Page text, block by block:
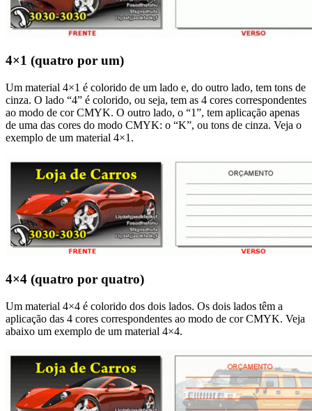
4×1 (quatro por um)
Um material 4×1 é colorido de um lado e, do outro lado, tem tons de
cinza. O lado “4” é colorido, ou seja, tem as 4 cores correspondentes
ao modo de cor CMYK. O outro lado, o “1”, tem aplicação apenas
de uma das cores do modo CMYK: o “K”, ou tons de cinza. Veja o
exemplo de um material 4×1.
4×4 (quatro por quatro)
Um material 4×4 é colorido dos dois lados. Os dois lados têm a
aplicação das 4 cores correspondentes ao modo de cor CMYK. Veja
abaixo um exemplo de um material 4×4.